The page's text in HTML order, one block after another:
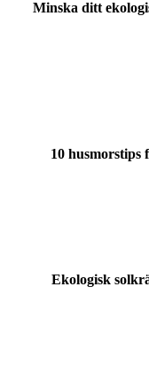
Minska ditt
10 husmorstips
Ekologisk